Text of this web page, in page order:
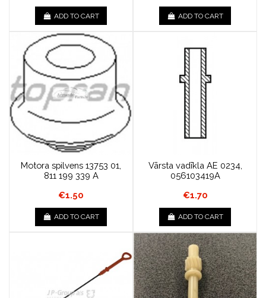
ADD TO CART ADD TO CART
Motora spilvens 13753 01,
811 199 339 A
€1.50
ADD TO CART
Vārsta vadīkla AE 0234,
056103419A
€1.70
ADD TO CART